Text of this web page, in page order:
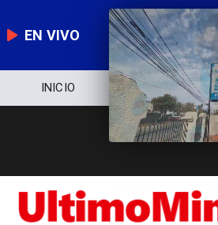
EN VIVO
INICIO NOTICIERO